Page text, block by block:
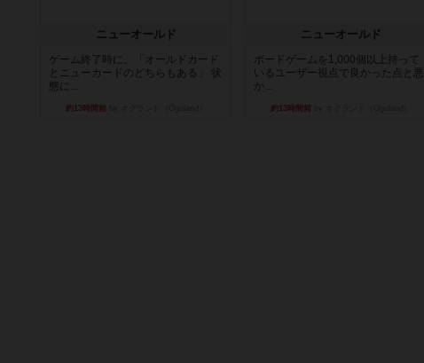
ニューオールド
ゲーム終了時に、「オールドカード
とニューカードのどちらもある」 状
態に...
約13時間前
ニューオールド
ボードゲームを1,000個以上持って
いるユーザー視点で良かった点と悪
か...
約13時間前